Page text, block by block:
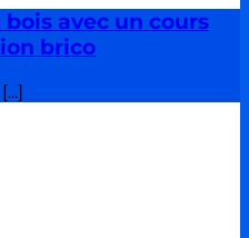
avec un cours
brico